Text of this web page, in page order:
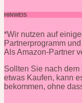
HINWEIS
*Wir nutzen auf
Partnerprogramm
Als Amazon-Partner
Sollten Sie nach
etwas Kaufen, kann
bekommen, ohne